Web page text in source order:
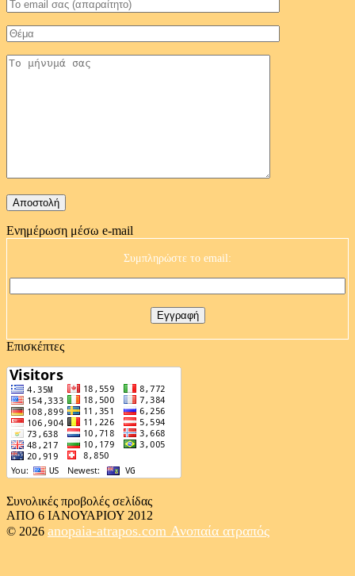
Ενημέρωση μέσω e-mail
Συμπληρώστε το email:
Επισκέπτες
Συνολικές προβολές σελίδας
ΑΠΟ 6 ΙΑΝΟΥΑΡΙΟΥ 2012
© 2026 anopaia-atrapos.com Ανοπαία ατραπός